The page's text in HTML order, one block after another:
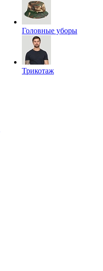
Головные уборы
Трикотаж